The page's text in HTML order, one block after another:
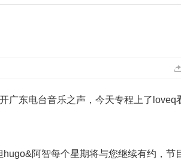
广东电台音乐之声，今天专程上了loveq
阿智每个星期将与您继续有约，节